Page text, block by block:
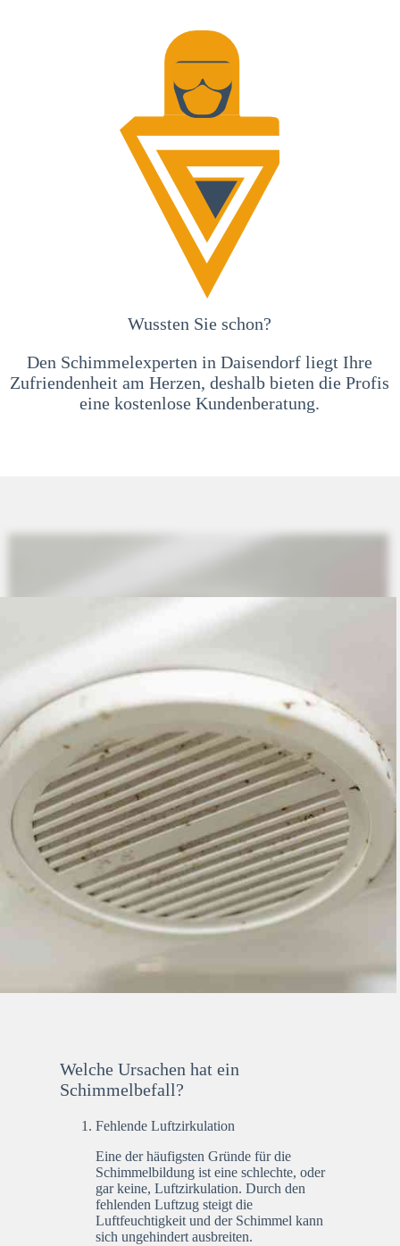
Wussten Sie schon?
Den Schimmelexperten in Daisendorf liegt Ihre
Zufriendenheit am Herzen, deshalb bieten die Profis
eine kostenlose Kundenberatung.
Welche Ursachen hat ein
Schimmelbefall?
Fehlende Luftzirkulation
Eine der häufigsten Gründe für die
Schimmelbildung ist eine schlechte, oder
gar keine, Luftzirkulation. Durch den
fehlenden Luftzug steigt die
Luftfeuchtigkeit und der Schimmel kann
sich ungehindert ausbreiten.